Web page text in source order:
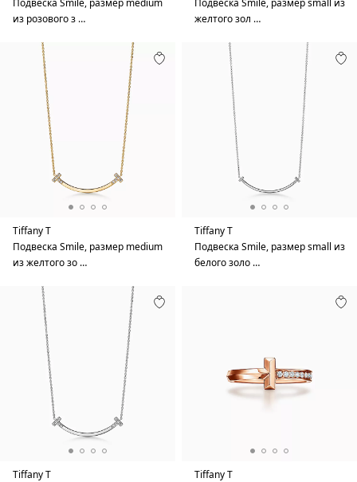
Подвеска Smile, размер medium
из розового з …
Подвеска Smile, размер small из
желтого зол …
Tiffany T
Подвеска Smile, размер medium
из желтого зо …
Tiffany T
Подвеска Smile, размер small из
белого золо …
Tiffany T
Tiffany T